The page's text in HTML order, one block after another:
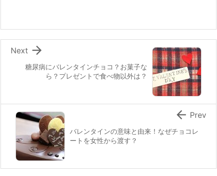
糖尿病にバレンタインチョコ？お菓子な
ら？プレゼントで食べ物以外は？

Next
バレンタインの意味と由来！なぜチョコレ
ートを女性から渡す？
 Prev